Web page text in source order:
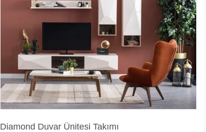
Diamond Duvar Ünitesi Takımı